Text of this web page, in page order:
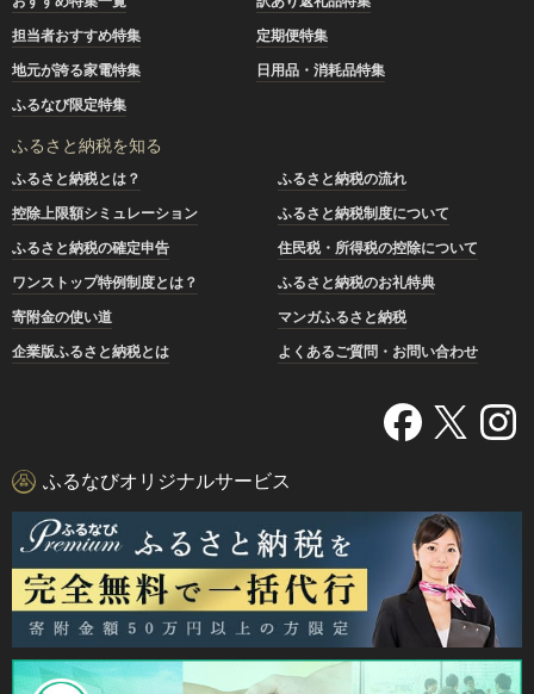
担当者おすすめ特集
定期便特集
地元が誇る家電特集
日用品・消耗品特集
ふるなび限定特集
ふるさと納税を知る
ふるさと納税とは？
ふるさと納税の流れ
控除上限額シミュレーション
ふるさと納税制度について
ふるさと納税の確定申告
住民税・所得税の控除について
ワンストップ特例制度とは？
ふるさと納税のお礼特典
寄附金の使い道
マンガふるさと納税
企業版ふるさと納税とは
よくあるご質問・お問い合わせ
ふるなびオリジナルサービス